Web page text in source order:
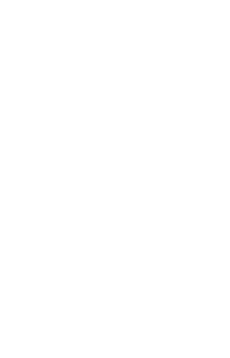
I
regula as
artigos as